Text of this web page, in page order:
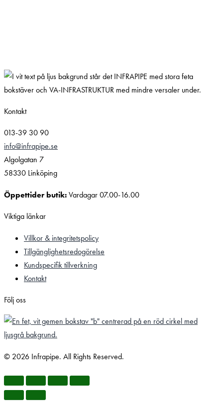
Kontakt
013-39 30 90
info@infrapipe.se
Algolgatan 7
58330 Linköping
Öppettider butik:Vardagar 07.00-16.00
Viktiga länkar
Villkor & integritetspolicy
Tillgänglighetsredogörelse
Kundspecifik tillverkning
Kontakt
Följ oss
© 2026 Infrapipe. All Rights Reserved.